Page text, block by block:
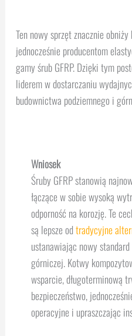
Ten nowy sprzęt znacznie
jednocześnie producentom
gamy śrub GFRP. Dzięki tym
liderem w dostarczaniu
budownictwa podziemnego i
Wniosek
Śruby GFRP stanowią
łączące w sobie wysoką
odporność na korozję. Te
są lepsze odtradycyjne
ustanawiając nowy
górniczej. Kotwy
wsparcie, długoterminową
bezpieczeństwo,
operacyjne i upraszczając